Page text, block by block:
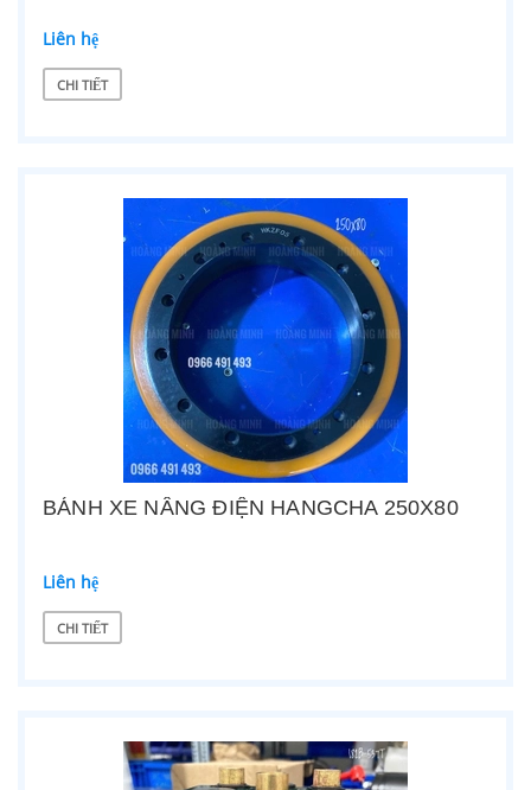
Liên hệ
CHI TIẾT
BÁNH XE NÂNG ĐIỆN HANGCHA 250X80
Liên hệ
CHI TIẾT